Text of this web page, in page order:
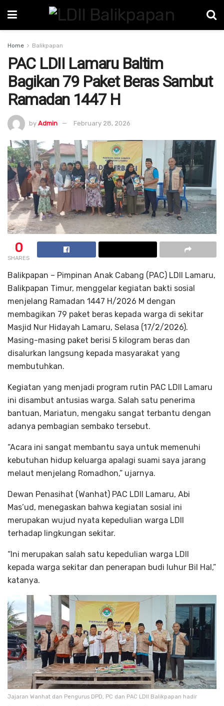
Home Balikpapan
PAC LDII Lamaru Baltim
Bagikan 79 Paket Beras Sambut
Ramadan 1447 H
by Admin February 28, 2026
0
SHARES
Balikpapan – Pimpinan Anak Cabang (PAC) LDII Lamaru,
Balikpapan Timur, menggelar kegiatan bakti sosial
menjelang Ramadan 1447 H/2026 M dengan
membagikan 79 paket beras kepada warga di sekitar
Masjid Nur Hidayah Lamaru, Selasa (17/2/2026).
Masing-masing paket berisi 5 kilogram beras dan
disalurkan langsung kepada masyarakat yang
membutuhkan.
Kegiatan yang menjadi program rutin PAC LDII Lamaru
ini disambut antusias warga. Salah satu penerima
bantuan, Mariatun, mengaku sangat terbantu dengan
adanya pembagian sembako tersebut.
“Acara ini sangat membantu saya untuk memenuhi
kebutuhan hidup keluarga apalagi suami saya jarang
melaut menjelang Romadhon,” ujarnya.
Dewan Penasihat (Wanhat) PAC LDII Lamaru, Abi
Mas’ud, menegaskan bahwa kegiatan sosial ini
merupakan wujud nyata kepedulian warga LDII
terhadap lingkungan sekitar.
“Ini merupakan salah satu kepedulian warga LDII
kepada warga sekitar dan penerapan budi luhur Bil Hal,”
katanya.
Jajaran Wanhat dan Pengurus DPD, PC dan PAC LDII Balikpapan hadir